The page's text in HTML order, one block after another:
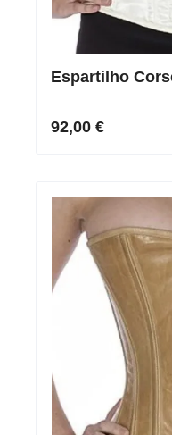
Espartilho
92,00 €